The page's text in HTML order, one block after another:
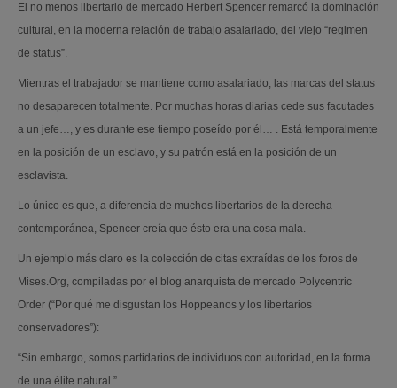
El no menos libertario de mercado Herbert Spencer remarcó la dominación
cultural, en la moderna relación de trabajo asalariado, del viejo “regimen
de status”.
Mientras el trabajador se mantiene como asalariado, las marcas del status
no desaparecen totalmente. Por muchas horas diarias cede sus facutades
a un jefe…, y es durante ese tiempo poseído por él… . Está temporalmente
en la posición de un esclavo, y su patrón está en la posición de un
esclavista.
Lo único es que, a diferencia de muchos libertarios de la derecha
contemporánea, Spencer creía que ésto era una cosa mala.
Un ejemplo más claro es la colección de citas extraídas de los foros de
Mises.Org, compiladas por el blog anarquista de mercado Polycentric
Order (“Por qué me disgustan los Hoppeanos y los libertarios
conservadores”):
“Sin embargo, somos partidarios de individuos con autoridad, en la forma
de una élite natural.”